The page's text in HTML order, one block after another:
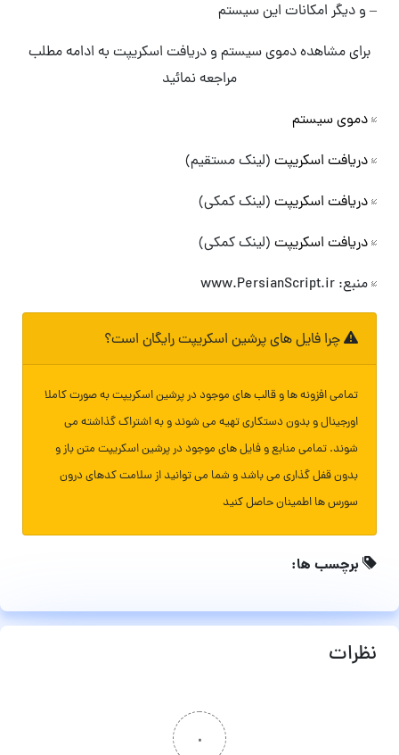
– و دیگر امکانات این سیستم
برای مشاهده دموی سیستم و دریافت اسکریپت به ادامه مطلب
مراجعه نمائید
دموی سیستم
دریافت اسکریپت (لینک مستقیم)
دریافت اسکریپت (لینک کمکی)
دریافت اسکریپت (لینک کمکی)
منبع: www.PersianScript.ir
چرا فایل های پرشین اسکریپت رایگان است؟
تمامی افزونه ها و قالب های موجود در پرشین اسکریپت به صورت کاملا
اورجینال و بدون دستکاری تهیه می شوند و به اشتراک گذاشته می
شوند. تمامی منابع و فایل های موجود در پرشین اسکریپت متن باز و
بدون قفل گذاری می باشد و شما می توانید از سلامت کدهای درون
سورس ها اطمینان حاصل کنید
برچسب ها:
نظرات
۰